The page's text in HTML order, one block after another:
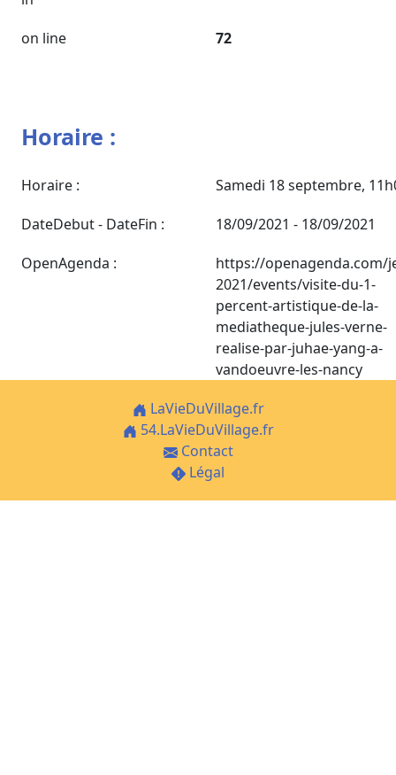
on line
72
Horaire :
Horaire :
Samedi 18 septembre,
DateDebut - DateFin :
18/09/2021 - 18/09/2021
OpenAgenda :
https://openagenda.com/
2021/events/visite-du-1-
percent-artistique-de-la-
mediatheque-jules-verne-
realise-par-juhae-yang-a-
vandoeuvre-les-nancy
LaVieDuVillage.fr
54.LaVieDuVillage.fr
Contact
Légal